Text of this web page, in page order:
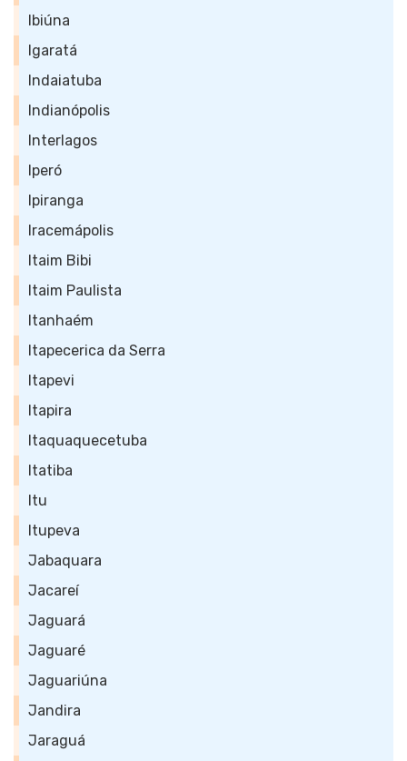
Ibiúna
Igaratá
Indaiatuba
Indianópolis
Interlagos
Iperó
Ipiranga
Iracemápolis
Itaim Bibi
Itaim Paulista
Itanhaém
Itapecerica da Serra
Itapevi
Itapira
Itaquaquecetuba
Itatiba
Itu
Itupeva
Jabaquara
Jacareí
Jaguará
Jaguaré
Jaguariúna
Jandira
Jaraguá